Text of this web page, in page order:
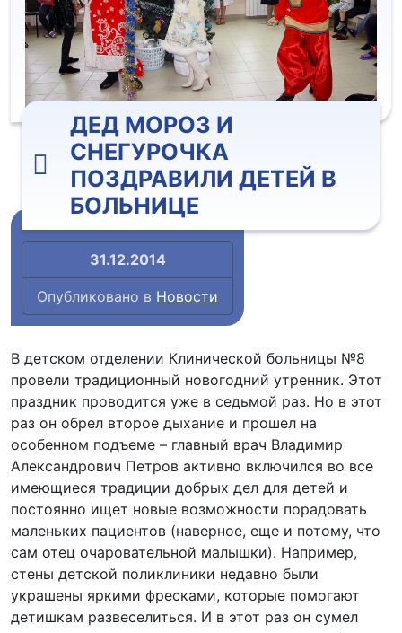
ДЕД МОРОЗ И
СНЕГУРОЧКА
ПОЗДРАВИЛИ ДЕТЕЙ В
БОЛЬНИЦЕ
31.12.2014
Опубликовано в Новости
В детском отделении Клинической больницы №8
провели традиционный новогодний утренник. Этот
праздник проводится уже в седьмой раз. Но в этот
раз он обрел второе дыхание и прошел на
особенном подъеме – главный врач Владимир
Александрович Петров активно включился во все
имеющиеся традиции добрых дел для детей и
постоянно ищет новые возможности порадовать
маленьких пациентов (наверное, еще и потому, что
сам отец очаровательной малышки). Например,
стены детской поликлиники недавно были
украшены яркими фресками, которые помогают
детишкам развеселиться. И в этот раз он сумел